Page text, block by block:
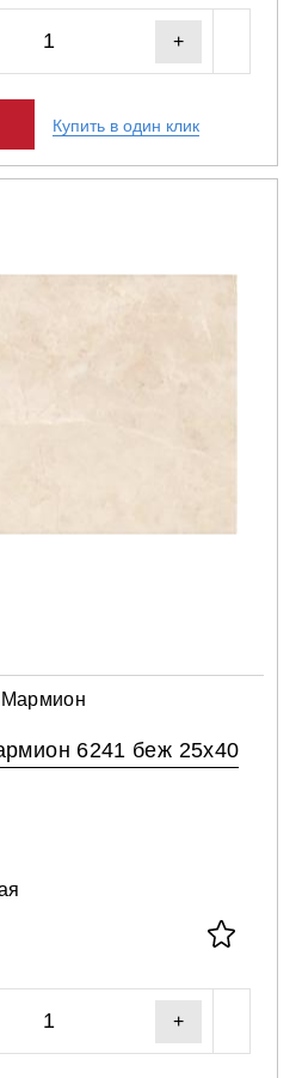
+
Купить в один клик
6241 беж 25х40
+